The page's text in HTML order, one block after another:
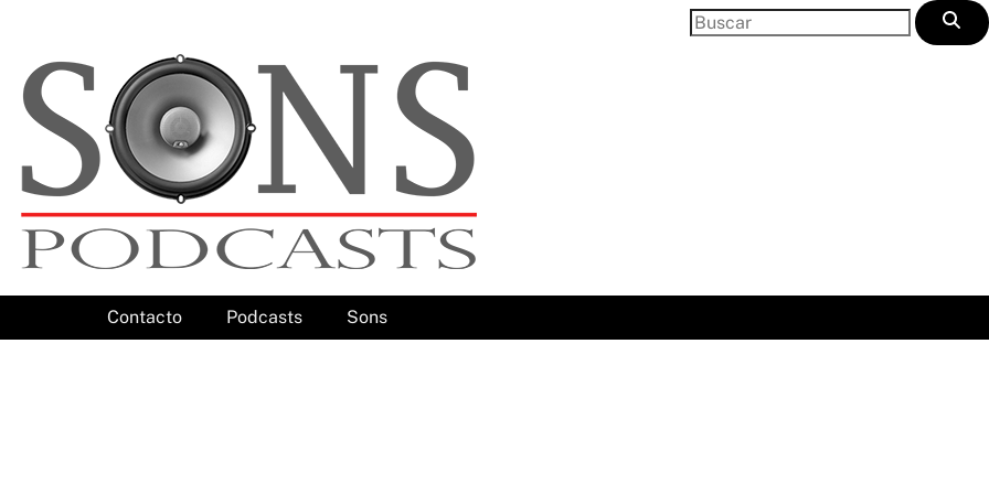
Contacto Podcasts Sons